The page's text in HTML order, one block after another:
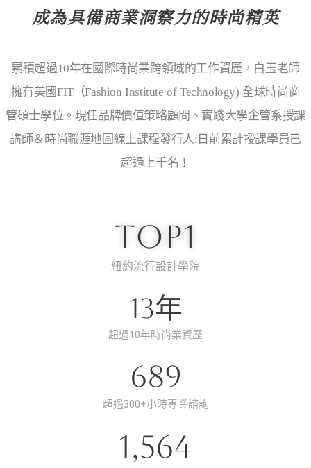
成為具備商業洞察力的時尚精英
累積超過10年在國際時尚業跨領域的工作資歷，白玉老師
擁有美國FIT（Fashion Institute of Technology) 全球時尚商
管碩士學位。現任品牌價值策略顧問、實踐大學企管系授課
講師＆時尚職涯地圖線上課程發行人;⽇前累計授課學員已
超過上千名！
紐約流行設計學院
top1
超過10年時尚業資歷
13年
超過300+小時專業諮詢
689
1,564